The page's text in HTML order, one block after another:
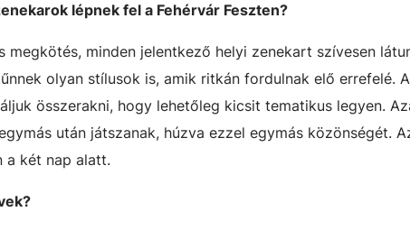
lépnek fel a Fehérvár Feszten?
megkötés, minden jelentkező helyi zenekart szívesen
olyan stílusok is, amik ritkán fordulnak elő errefelé.
összerakni, hogy lehetőleg kicsit tematikus legyen.
után játszanak, húzva ezzel egymás közönségét.
a két nap alatt.